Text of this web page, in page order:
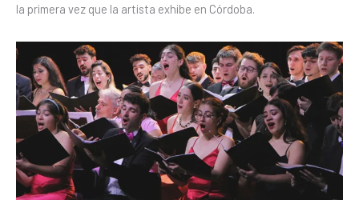
la primera vez que la artista exhibe en Córdoba.